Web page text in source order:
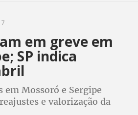
em greve em
SP indica
em Mossoró e Sergipe
e valorização da